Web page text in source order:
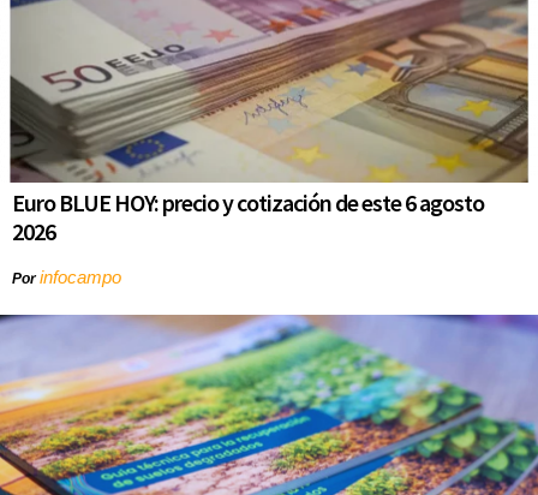
Euro BLUE HOY: precio y cotización de este 6 agosto
2026
Porinfocampo